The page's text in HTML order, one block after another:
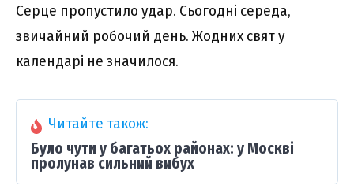
Серце пропустило удар. Сьогодні середа,
звичайний робочий день. Жодних свят у
календарі не значилося.
Читайте також:
Було чути у багатьох районах: у Москві
пролунав сильний вибух